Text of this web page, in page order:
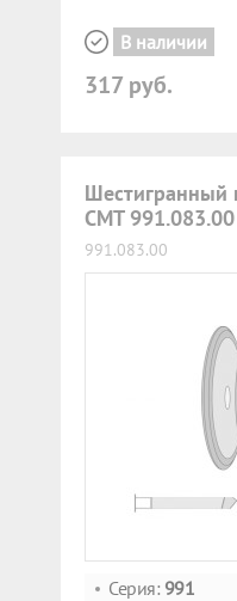
В наличии
317 руб.
CMT 991.083.00
991.083.00
Серия: 991